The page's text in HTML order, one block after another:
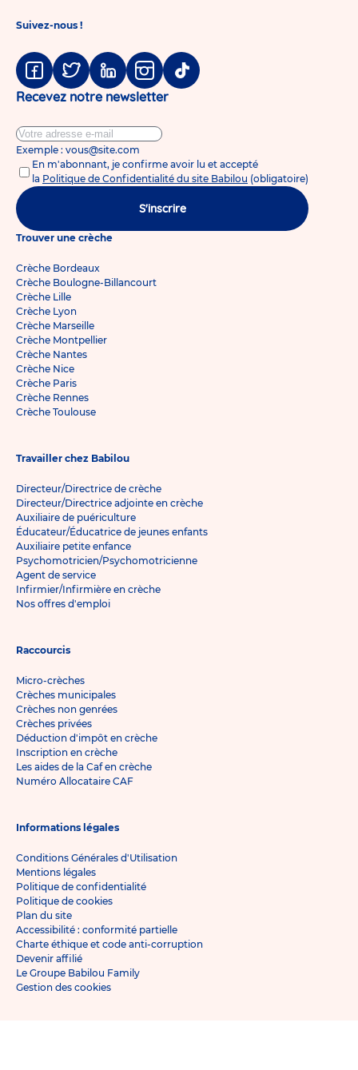
Suivez-nous !
Facebook
TwitterLinkedinInstagram
Tiktok
Recevez notre newsletter
Exemple : vous@site.com
En m'abonnant, je confirme avoir lu et accepté
la Politique de Confidentialité du site Babilou (obligatoire)
S'inscrire
Trouver une crèche
Crèche Bordeaux
Crèche Boulogne-Billancourt
Crèche Lille
Crèche Lyon
Crèche Marseille
Crèche Montpellier
Crèche Nantes
Crèche Nice
Crèche Paris
Crèche Rennes
Crèche Toulouse
Travailler chez Babilou
Directeur/Directrice de crèche
Directeur/Directrice adjointe en crèche
Auxiliaire de puériculture
Éducateur/Éducatrice de jeunes enfants
Auxiliaire petite enfance
Psychomotricien/Psychomotricienne
Agent de service
Infirmier/Infirmière en crèche
Nos offres d'emploi
Raccourcis
Micro-crèches
Crèches municipales
Crèches non genrées
Crèches privées
Déduction d'impôt en crèche
Inscription en crèche
Les aides de la Caf en crèche
Numéro Allocataire CAF
Informations légales
Conditions Générales d'Utilisation
Mentions légales
Politique de confidentialité
Politique de cookies
Plan du site
Accessibilité : conformité partielle
Charte éthique et code anti-corruption
Devenir affilié
Le Groupe Babilou Family
Gestion des cookies